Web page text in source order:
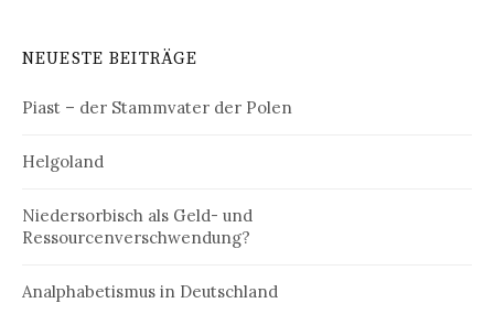
NEUESTE BEITRÄGE
Piast – der Stammvater der Polen
Helgoland
Niedersorbisch als Geld- und
Ressourcenverschwendung?
Analphabetismus in Deutschland